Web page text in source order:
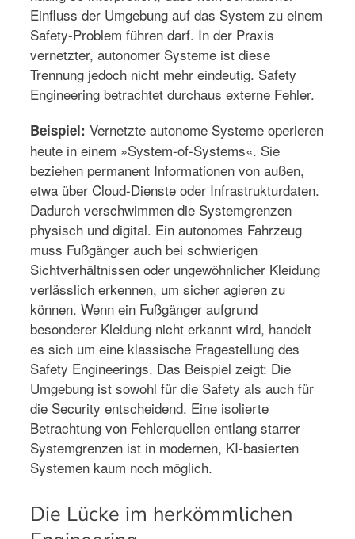
Einfluss der Umgebung auf das System zu einem
Safety-Problem führen darf. In der Praxis
vernetzter, autonomer Systeme ist diese
Trennung jedoch nicht mehr eindeutig. Safety
Engineering betrachtet durchaus externe Fehler.
Beispiel: Vernetzte autonome Systeme operieren
heute in einem »System-of-Systems«. Sie
beziehen permanent Informationen von außen,
etwa über Cloud-Dienste oder Infrastrukturdaten.
Dadurch verschwimmen die Systemgrenzen
physisch und digital. Ein autonomes Fahrzeug
muss Fußgänger auch bei schwierigen
Sichtverhältnissen oder ungewöhnlicher Kleidung
verlässlich erkennen, um sicher agieren zu
können. Wenn ein Fußgänger aufgrund
besonderer Kleidung nicht erkannt wird, handelt
es sich um eine klassische Fragestellung des
Safety Engineerings. Das Beispiel zeigt: Die
Umgebung ist sowohl für die Safety als auch für
die Security entscheidend. Eine isolierte
Betrachtung von Fehlerquellen entlang starrer
Systemgrenzen ist in modernen, KI-basierten
Systemen kaum noch möglich.
Die Lücke im herkömmlichen